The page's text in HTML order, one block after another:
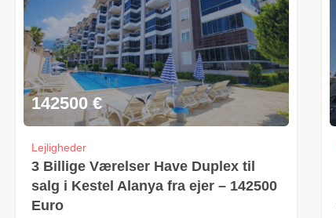
142500 €
Lejligheder
3 Billige Værelser Have Duplex til
salg i Kestel Alanya fra ejer – 142500
Euro